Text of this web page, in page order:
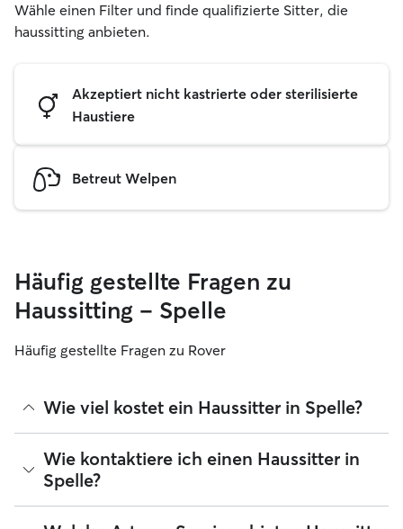
Wähle einen Filter und finde qualifizierte Sitter, die
haussitting anbieten.
Akzeptiert nicht kastrierte oder sterilisierte
Haustiere
Betreut Welpen
Häufig gestellte Fragen zu
Haussitting – Spelle
Häufig gestellte Fragen zu Rover
Wie viel kostet ein Haussitter in Spelle?
Haussitter können ihre Preise bei Rover frei festlegen. Die
durchschnittlichen Kosten für einen Rover-Haussitter in
Spelle betragen seit August 2026 etwa 30 pro Nacht,
einschließlich der Servicegebühren von Rover. Der Preis
Wie kontaktiere ich einen Haussitter in
Spelle?